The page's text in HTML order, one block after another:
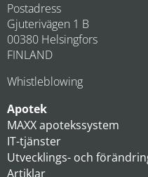
Postadress
Gjuterivägen 1 B
00380 Helsingfors
FINLAND
Whistleblowing
Apotek
MAXX apotekssystem
IT-tjänster
Utvecklings- och
Artiklar